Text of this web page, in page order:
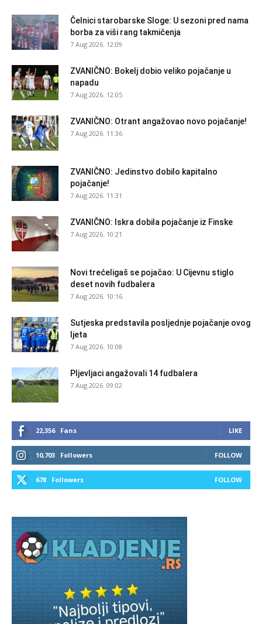
Čelnici starobarske Sloge: U sezoni pred nama
borba za viši rang takmičenja
7 Aug 2026. 12:09
ZVANIČNO: Bokelj dobio veliko pojačanje u
napadu
7 Aug 2026. 12:05
ZVANIČNO: Otrant angažovao novo pojačanje!
7 Aug 2026. 11:36
ZVANIČNO: Jedinstvo dobilo kapitalno
pojačanje!
7 Aug 2026. 11:31
ZVANIČNO: Iskra dobila pojačanje iz Finske
7 Aug 2026. 10:21
Novi trećeligaš se pojačao: U Cijevnu stiglo
deset novih fudbalera
7 Aug 2026. 10:16
Sutjeska predstavila posljednje pojačanje ovog
ljeta
7 Aug 2026. 10:08
Pljevljaci angažovali 14 fudbalera
7 Aug 2026. 09:02
22,356 Fans LIKE
10,703 Followers FOLLOW
678 Followers FOLLOW